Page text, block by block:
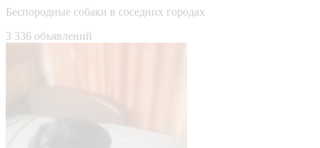
Беспородные собаки в соседних городах
3 336 объявлений